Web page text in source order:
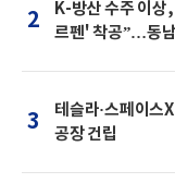
2
K-방산 수주 이
르펜' 착공”…동
3
테슬라·스페이스
공장 건립